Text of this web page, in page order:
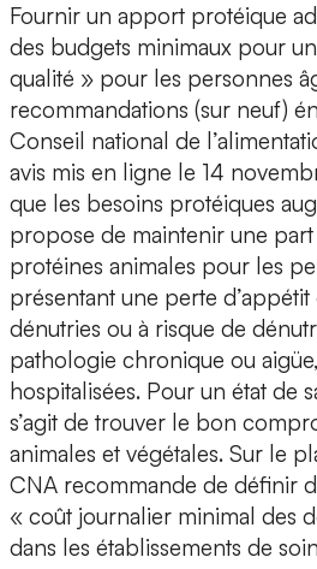
Fournir un apport protéique
des budgets minimaux pour
qualité » pour les personnes
recommandations (sur neuf)
Conseil national de
avis mis en ligne le 14
que les besoins protéiques
propose de maintenir une
protéines animales pour les
présentant une perte
dénutries ou à risque de
pathologie chronique ou
hospitalisées. Pour un état de
s’agit de trouver le bon
animales et végétales. Sur le
CNA recommande de définir
« coût journalier minimal des
dans les établissements de